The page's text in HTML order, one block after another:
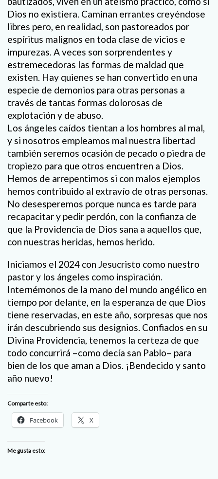
Dios no existiera. Caminan errantes creyéndose
libres pero, en realidad, son pastoreados por
espíritus malignos en toda clase de vicios e
impurezas. A veces son sorprendentes y
estremecedoras las formas de maldad que
existen. Hay quienes se han convertido en una
especie de demonios para otras personas a
través de tantas formas dolorosas de
explotación y de abuso.
Los ángeles caídos tientan a los hombres al mal,
y si nosotros empleamos mal nuestra libertad
también seremos ocasión de pecado o piedra de
tropiezo para que otros encuentren a Dios.
Hemos de arrepentirnos si con malos ejemplos
hemos contribuido al extravío de otras personas.
No desesperemos porque nunca es tarde para
recapacitar y pedir perdón, con la confianza de
que la Providencia de Dios sana a aquellos que,
con nuestras heridas, hemos herido.
Iniciamos el 2024 con Jesucristo como nuestro
pastor y los ángeles como inspiración.
Internémonos de la mano del mundo angélico en
tiempo por delante, en la esperanza de que Dios
tiene reservadas, en este año, sorpresas que nos
irán descubriendo sus designios. Confiados en su
Divina Providencia, tenemos la certeza de que
todo concurrirá –como decía san Pablo– para
bien de los que aman a Dios. ¡Bendecido y santo
año nuevo!
Comparte esto:
Facebook X
Me gusta esto: